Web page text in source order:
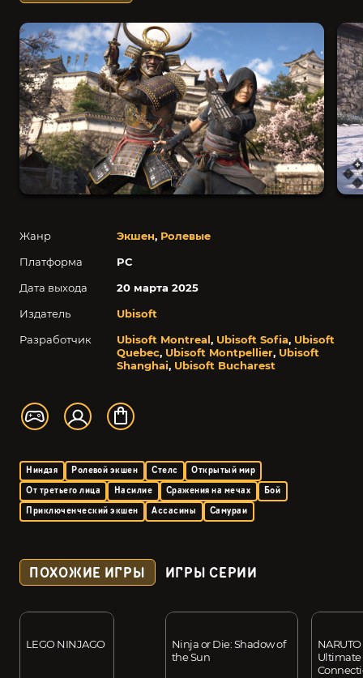
Жанр Экшен, Ролевые
Платформа
PC
Дата выхода
20 марта 2025
Издатель
Ubisoft
Разработчик
Ubisoft Montreal, Ubisoft Sofia, Ubisoft
Quebec, Ubisoft Montpellier, Ubisoft
Shanghai, Ubisoft Bucharest
Ниндзя Ролевой экшен Стелс
Открытый мир
От третьего лица
Насилие Сражения на мечах
Бой
Приключенческий экшен
Ассасины Самураи
ПОХОЖИЕ ИГРЫ ИГРЫ СЕРИИ
LEGO NINJAGO
Ninja or Die: Shadow of
the Sun
Ultimate